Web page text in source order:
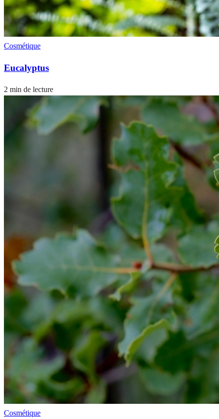
Cosmétique
Eucalyptus
2 min de lecture
Cosmétique